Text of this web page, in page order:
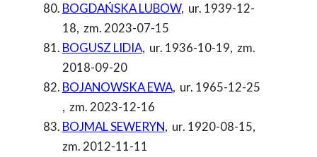
BOGDAŃSKA LUBOW, ur. 1939-12-
18, zm. 2023-07-15
BOGUSZ LIDIA, ur. 1936-10-19, zm.
2018-09-20
BOJANOWSKA EWA, ur. 1965-12-25
, zm. 2023-12-16
BOJMAL SEWERYN, ur. 1920-08-15,
zm. 2012-11-11